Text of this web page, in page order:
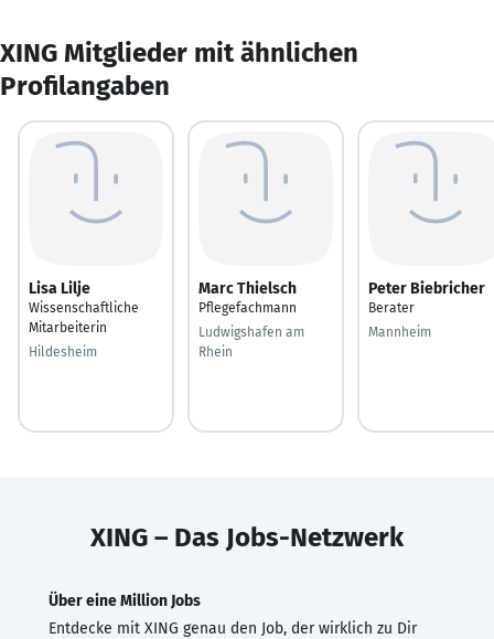
XING Mitglieder mit ähnlichen
Profilangaben
Lisa Lilje
Wissenschaftliche
Mitarbeiterin
Hildesheim
Marc Thielsch
Pflegefachmann
Ludwigshafen am
Rhein
Peter Biebricher
Berater
Mannheim
XING – Das Jobs-Netzwerk
Über eine Million Jobs
Entdecke mit XING genau den Job, der wirklich zu Dir